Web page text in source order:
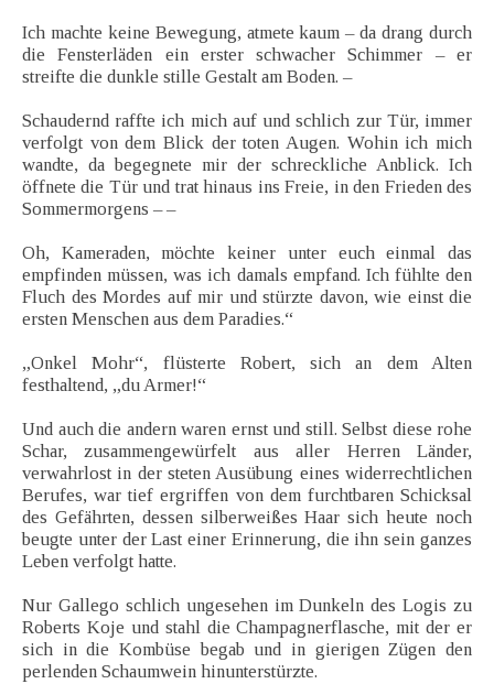
Ich machte keine Bewegung, atmete kaum – da drang durch
die Fensterläden ein erster schwacher Schimmer – er
streifte die dunkle stille Gestalt am Boden. –
Schaudernd raffte ich mich auf und schlich zur Tür, immer
verfolgt von dem Blick der toten Augen. Wohin ich mich
wandte, da begegnete mir der schreckliche Anblick. Ich
öffnete die Tür und trat hinaus ins Freie, in den Frieden des
Sommermorgens – –
Oh, Kameraden, möchte keiner unter euch einmal das
empfinden müssen, was ich damals empfand. Ich fühlte den
Fluch des Mordes auf mir und stürzte davon, wie einst die
ersten Menschen aus dem Paradies.“
„Onkel Mohr“, flüsterte Robert, sich an dem Alten
festhaltend, „du Armer!“
Und auch die andern waren ernst und still. Selbst diese rohe
Schar, zusammengewürfelt aus aller Herren Länder,
verwahrlost in der steten Ausübung eines widerrechtlichen
Berufes, war tief ergriffen von dem furchtbaren Schicksal
des Gefährten, dessen silberweißes Haar sich heute noch
beugte unter der Last einer Erinnerung, die ihn sein ganzes
Leben verfolgt hatte.
Nur Gallego schlich ungesehen im Dunkeln des Logis zu
Roberts Koje und stahl die Champagnerflasche, mit der er
sich in die Kombüse begab und in gierigen Zügen den
perlenden Schaumwein hinunterstürzte.